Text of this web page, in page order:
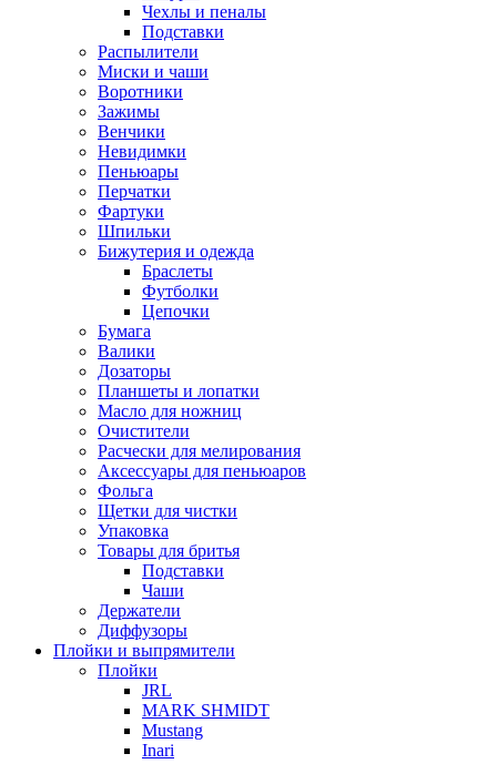
Чехлы и пеналы
Подставки
Распылители
Миски и чаши
Воротники
Зажимы
Венчики
Невидимки
Пеньюары
Перчатки
Фартуки
Шпильки
Бижутерия и одежда
Браслеты
Футболки
Цепочки
Бумага
Валики
Дозаторы
Планшеты и лопатки
Масло для ножниц
Очистители
Расчески для мелирования
Аксессуары для пеньюаров
Фольга
Щетки для чистки
Упаковка
Товары для бритья
Подставки
Чаши
Держатели
Диффузоры
Плойки и выпрямители
Плойки
JRL
MARK SHMIDT
Mustang
Inari